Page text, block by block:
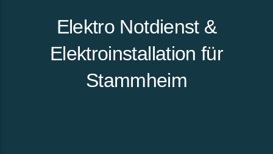
Elektro Notdienst &
Elektroinstallation für
Stammheim